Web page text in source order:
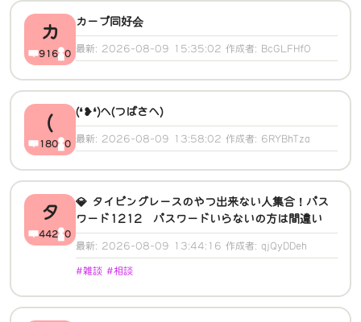
カ
916 0
カープ同好会
最新: 2026-08-09 15:35:02 作成者: BcGLFHf0
(
180 0
(❛❥❛)へ(つばさへ)
最新: 2026-08-09 13:58:02 作成者: 6RYBhTza
タ
442 0
💎 タイピングレースのやつ出来ない人集合！パス
ワード1212 パスワードいらないの方は間違い
最新: 2026-08-09 13:44:16 作成者: qjQyDDeh
#雑談 #相談